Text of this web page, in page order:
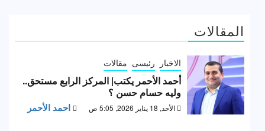
المقالات
الاخبار رئيسى مقالات
أحمد الأحمر يكتب| المركز الرابع مستحق..
وليه حسام حسن ؟
الأحد, 18 يناير 2026, 5:05 ص احمد الأحمر